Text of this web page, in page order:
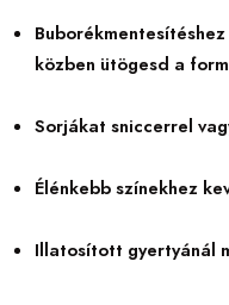
közben ütögesd a
Sorjákat sniccerrel
Élénkebb színekhez
Illatosított gyertyánál